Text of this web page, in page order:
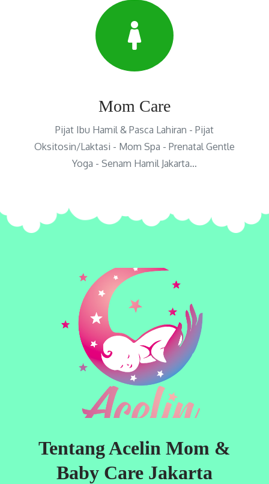
Mom Care
Pijat Ibu Hamil & Pasca Lahiran - Pijat
Oksitosin/Laktasi - Mom Spa - Prenatal Gentle
Yoga - Senam Hamil Jakarta…
Tentang Acelin Mom &
Baby Care Jakarta